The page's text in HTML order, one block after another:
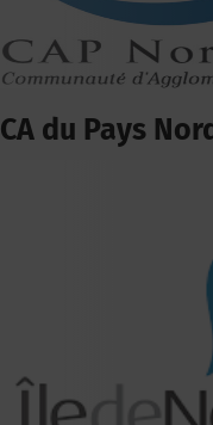
CA du Pays